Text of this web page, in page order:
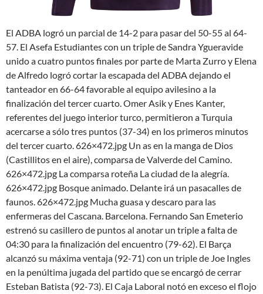
El ADBA logró un parcial de 14-2 para pasar del 50-55 al 64-
57. El Asefa Estudiantes con un triple de Sandra Ygueravide
unido a cuatro puntos finales por parte de Marta Zurro y Elena
de Alfredo logró cortar la escapada del ADBA dejando el
tanteador en 66-64 favorable al equipo avilesino a la
finalización del tercer cuarto. Omer Asik y Enes Kanter,
referentes del juego interior turco, permitieron a Turquia
acercarse a sólo tres puntos (37-34) en los primeros minutos
del tercer cuarto. 626×472.jpg Un as en la manga de Dios
(Castillitos en el aire), comparsa de Valverde del Camino.
626×472.jpg La comparsa roteña La ciudad de la alegría.
626×472.jpg Bosque animado. Delante irá un pasacalles de
faunos. 626×472.jpg Mucha guasa y descaro para las
enfermeras del Cascana. Barcelona. Fernando San Emeterio
estrenó su casillero de puntos al anotar un triple a falta de
04:30 para la finalización del encuentro (79-62). El Barça
alcanzó su máxima ventaja (92-71) con un triple de Joe Ingles
en la penúltima jugada del partido que se encargó de cerrar
Esteban Batista (92-73). El Caja Laboral notó en exceso el flojo